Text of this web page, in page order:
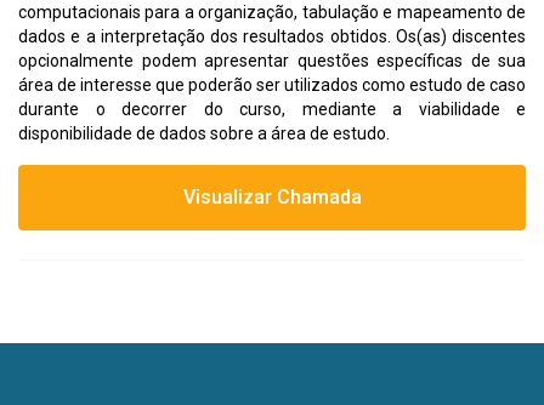
computacionais para a organização, tabulação e mapeamento de
dados e a interpretação dos resultados obtidos. Os(as) discentes
opcionalmente podem apresentar questões específicas de sua
área de interesse que poderão ser utilizados como estudo de caso
durante o decorrer do curso, mediante a viabilidade e
disponibilidade de dados sobre a área de estudo.
Visualizar Chamada